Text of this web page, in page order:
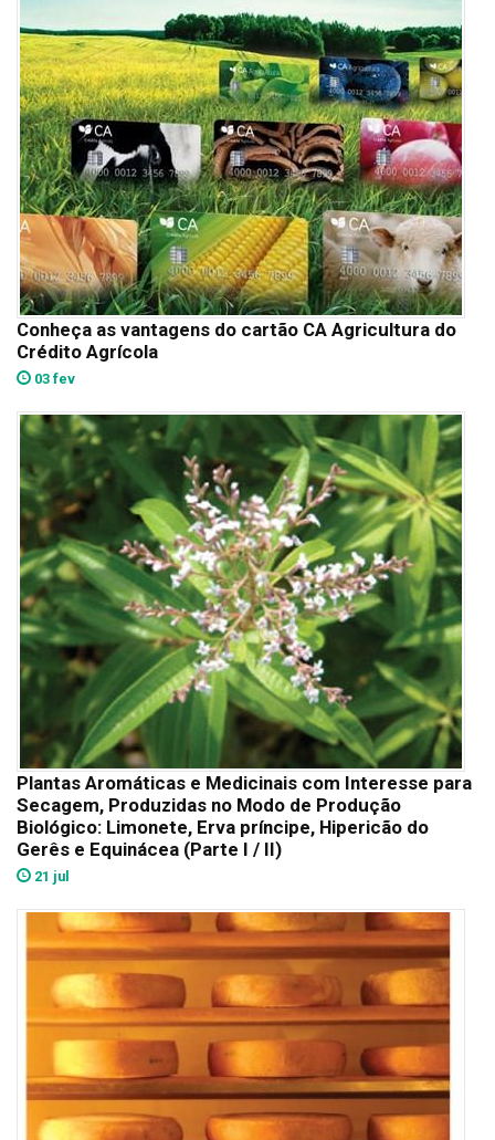
Conheça as vantagens do cartão CA Agricultura do
Crédito Agrícola
03 fev
Plantas Aromáticas e Medicinais com Interesse para
Secagem, Produzidas no Modo de Produção
Biológico: Limonete, Erva príncipe, Hipericão do
Gerês e Equinácea (Parte I / II)
21 jul